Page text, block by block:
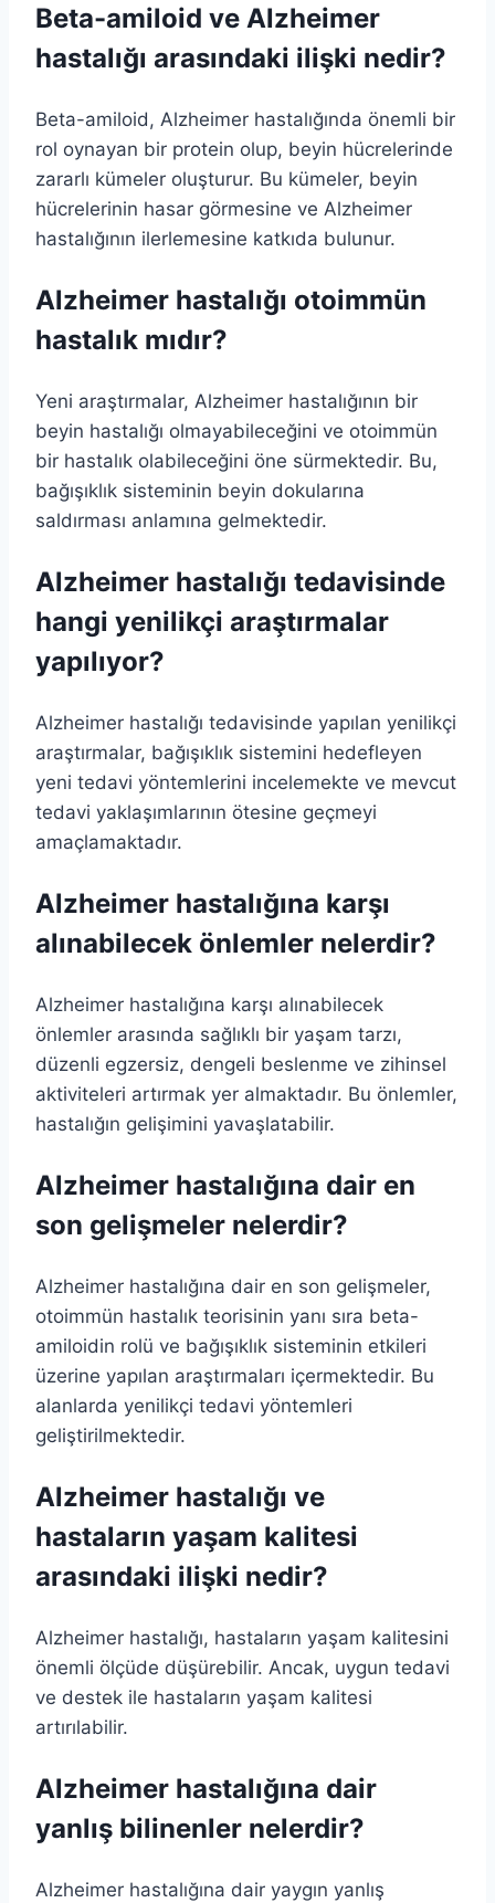
Beta-amiloid ve Alzheimer
hastalığı arasındaki ilişki nedir?
Beta-amiloid, Alzheimer hastalığında önemli bir
rol oynayan bir protein olup, beyin hücrelerinde
zararlı kümeler oluşturur. Bu kümeler, beyin
hücrelerinin hasar görmesine ve Alzheimer
hastalığının ilerlemesine katkıda bulunur.
Alzheimer hastalığı otoimmün
hastalık mıdır?
Yeni araştırmalar, Alzheimer hastalığının bir
beyin hastalığı olmayabileceğini ve otoimmün
bir hastalık olabileceğini öne sürmektedir. Bu,
bağışıklık sisteminin beyin dokularına
saldırması anlamına gelmektedir.
Alzheimer hastalığı tedavisinde
hangi yenilikçi araştırmalar
yapılıyor?
Alzheimer hastalığı tedavisinde yapılan yenilikçi
araştırmalar, bağışıklık sistemini hedefleyen
yeni tedavi yöntemlerini incelemekte ve mevcut
tedavi yaklaşımlarının ötesine geçmeyi
amaçlamaktadır.
Alzheimer hastalığına karşı
alınabilecek önlemler nelerdir?
Alzheimer hastalığına karşı alınabilecek
önlemler arasında sağlıklı bir yaşam tarzı,
düzenli egzersiz, dengeli beslenme ve zihinsel
aktiviteleri artırmak yer almaktadır. Bu önlemler,
hastalığın gelişimini yavaşlatabilir.
Alzheimer hastalığına dair en
son gelişmeler nelerdir?
Alzheimer hastalığına dair en son gelişmeler,
otoimmün hastalık teorisinin yanı sıra beta-
amiloidin rolü ve bağışıklık sisteminin etkileri
üzerine yapılan araştırmaları içermektedir. Bu
alanlarda yenilikçi tedavi yöntemleri
geliştirilmektedir.
Alzheimer hastalığı ve
hastaların yaşam kalitesi
arasındaki ilişki nedir?
Alzheimer hastalığı, hastaların yaşam kalitesini
önemli ölçüde düşürebilir. Ancak, uygun tedavi
ve destek ile hastaların yaşam kalitesi
artırılabilir.
Alzheimer hastalığına dair
yanlış bilinenler nelerdir?
Alzheimer hastalığına dair yaygın yanlış